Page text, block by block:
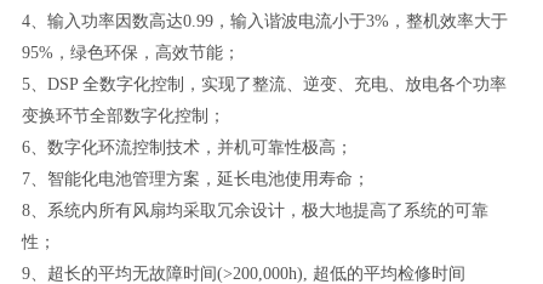
4、输入功率因数高达0.99，输入谐波电流小于3%，整机效率大于
95%，绿色环保，高效节能；
5、DSP 全数字化控制，实现了整流、逆变、充电、放电各个功率
变换环节全部数字化控制；
6、数字化环流控制技术，并机可靠性极高；
7、智能化电池管理方案，延长电池使用寿命；
8、系统内所有风扇均采取冗余设计，极大地提高了系统的可靠
性；
9、超长的平均无故障时间(>200,000h), 超低的平均检修时间